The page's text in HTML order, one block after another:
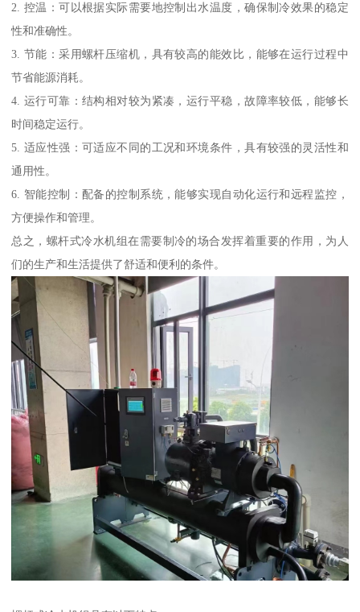
2. 控温：可以根据实际需要地控制出水温度，确保制冷效果的稳定
性和准确性。
3. 节能：采用螺杆压缩机，具有较高的能效比，能够在运行过程中
节省能源消耗。
4. 运行可靠：结构相对较为紧凑，运行平稳，故障率较低，能够长
时间稳定运行。
5. 适应性强：可适应不同的工况和环境条件，具有较强的灵活性和
通用性。
6. 智能控制：配备的控制系统，能够实现自动化运行和远程监控，
方便操作和管理。
总之，螺杆式冷水机组在需要制冷的场合发挥着重要的作用，为人
们的生产和生活提供了舒适和便利的条件。